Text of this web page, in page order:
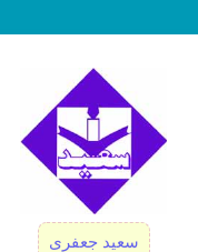
سعید جعفری